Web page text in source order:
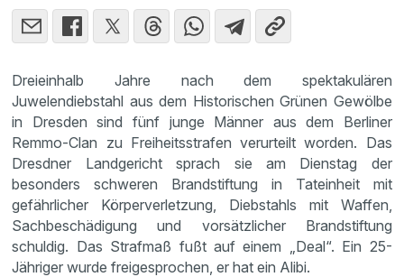
Dreieinhalb Jahre nach dem spektakulären
Juwelendiebstahl aus dem Historischen Grünen Gewölbe
in Dresden sind fünf junge Männer aus dem Berliner
Remmo-Clan zu Freiheitsstrafen verurteilt worden. Das
Dresdner Landgericht sprach sie am Dienstag der
besonders schweren Brandstiftung in Tateinheit mit
gefährlicher Körperverletzung, Diebstahls mit Waffen,
Sachbeschädigung und vorsätzlicher Brandstiftung
schuldig. Das Strafmaß fußt auf einem „Deal“. Ein 25-
Jähriger wurde freigesprochen, er hat ein Alibi.